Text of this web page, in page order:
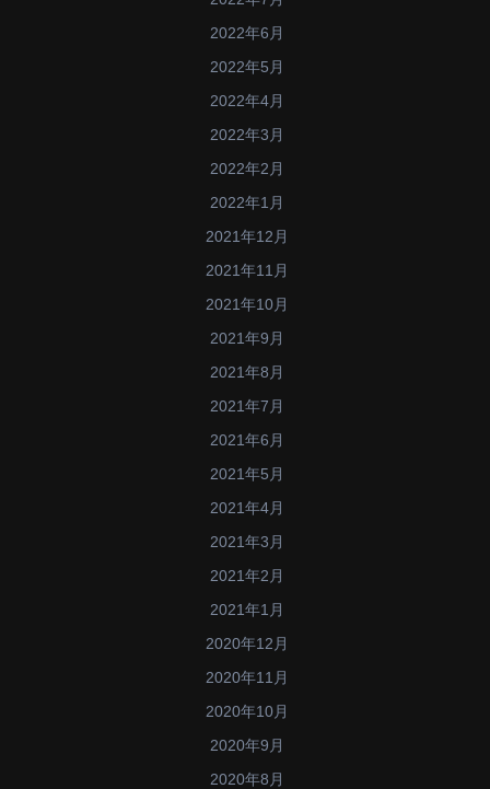
2022年6月
2022年5月
2022年4月
2022年3月
2022年2月
2022年1月
2021年12月
2021年11月
2021年10月
2021年9月
2021年8月
2021年7月
2021年6月
2021年5月
2021年4月
2021年3月
2021年2月
2021年1月
2020年12月
2020年11月
2020年10月
2020年9月
2020年8月